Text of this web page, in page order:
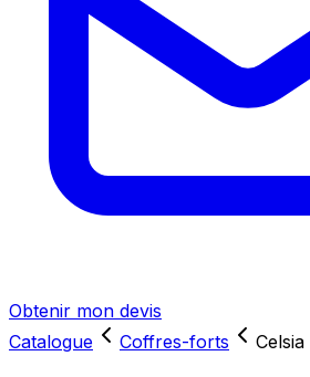
Obtenir mon devis
Catalogue
Coffres-forts Celsia